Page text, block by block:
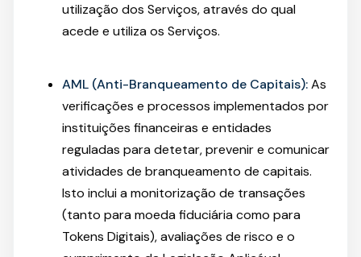
utilização dos Serviços, através do qual
acede e utiliza os Serviços.
AML (Anti-Branqueamento de Capitais):As
verificações e processos implementados por
instituições financeiras e entidades
reguladas para detetar, prevenir e comunicar
atividades de branqueamento de capitais.
Isto inclui a monitorização de transações
(tanto para moeda fiduciária como para
Tokens Digitais), avaliações de risco e o